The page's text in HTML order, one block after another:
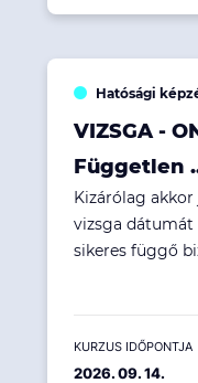
Hatósági
VIZSGA -
Független
Kizárólag
vizsga
sikeres függő
KURZUS IDŐPONTJA
2026. 09. 14.